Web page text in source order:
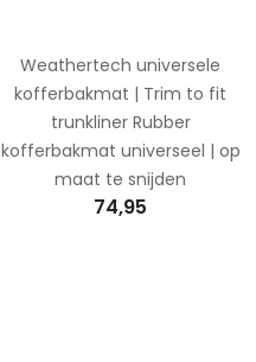
Weathertech universele
kofferbakmat | Trim to fit
trunkliner Rubber
kofferbakmat universeel | op
maat te snijden
74,95